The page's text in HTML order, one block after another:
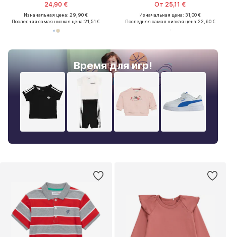
24,90 €
Изначальная цена: 29,90 €
Последняя самая низкая цена:21,51 €
От 25,11 €
Изначальная цена: 31,00 €
Последняя самая низкая цена:22,60 €
Время для игр!